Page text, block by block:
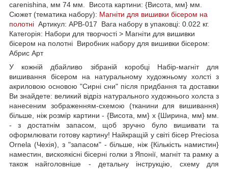
carenishina, мм 74 мм. Висота картини: {Висота, мм} мм.
Сюжет (тематика набору): Магніти для вишивки бісером на
полотні Артикул: APB-017 Вага набору в упаковці: 0.022 кг.
Категорія: Набори для творчості > Магніти для вишивки
бісером на полотні Виробник набору для вишивки бісером:
Абрис Арт
У кожній дбайливо зібраній коробці Набір-магніт для
вишивання бісером на натуральному художньому холсті з
акриловою основою "Сирні сни" після придбання та доставки
Ви знайдете: великий відріз натурального художнього холста з
нанесеним зображенням-схемою (тканини для вишивання)
більше, ніж розмір картини - {Висота, мм} х {Ширина, мм} мм.
- з достатнім запасом, щоб зручно було вишивати та
оформлювати готову картину! Найкращій у світі бісер Preciosa
Ornela (Чехія), з "запасом" - більше, ніж {Кількість намистин}
наместин, вискоякісні бісерні голки з Японії, магніт та рамку а
також найголовніше - детальну інструкцію, схему для